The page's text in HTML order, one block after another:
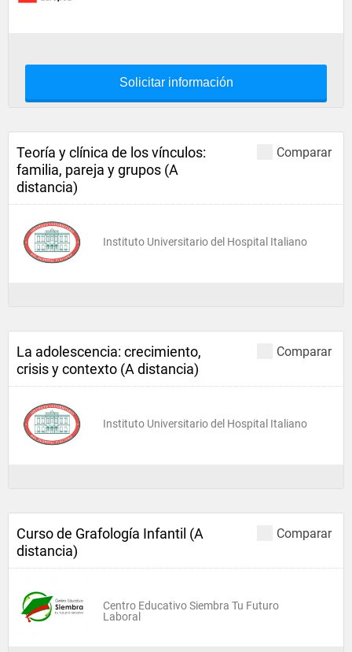
Solicitar información
Comparar
Teoría y clínica de los vínculos:
familia, pareja y grupos (A
distancia)
Instituto Universitario del Hospital Italiano
Comparar
La adolescencia: crecimiento,
crisis y contexto (A distancia)
Instituto Universitario del Hospital Italiano
Comparar
Curso de Grafología Infantil (A
distancia)
Centro Educativo Siembra Tu Futuro
Laboral